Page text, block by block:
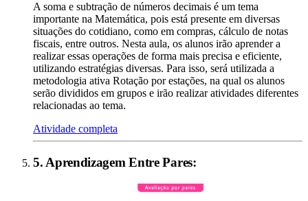
A soma e subtração de números decimais é um tema
importante na Matemática, pois está presente em diversas
situações do cotidiano, como em compras, cálculo de notas
fiscais, entre outros. Nesta aula, os alunos irão aprender a
realizar essas operações de forma mais precisa e eficiente,
utilizando estratégias diversas. Para isso, será utilizada a
metodologia ativa Rotação por estações, na qual os alunos
serão divididos em grupos e irão realizar atividades diferentes
relacionadas ao tema.
Atividade completa
5. Aprendizagem Entre Pares: